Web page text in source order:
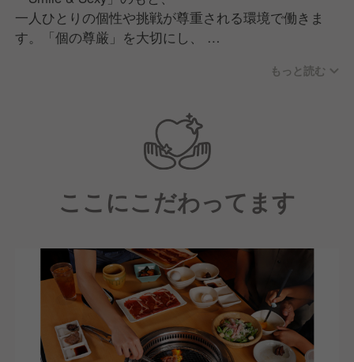
一人ひとりの個性や挑戦が尊重される環境で働きま
す。「個の尊厳」を大切にし、
多様な仲間と共により良い店舗づくりを追求する職場
もっと読む
ここにこだわってます